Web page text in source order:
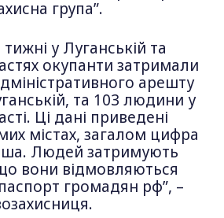
група”.
у Луганській та
окупанти затримали
арешту
та 103 людини у
Ці дані приведені
містах, загалом цифра
Людей затримують
вони відмовляються
громадян рф”, –